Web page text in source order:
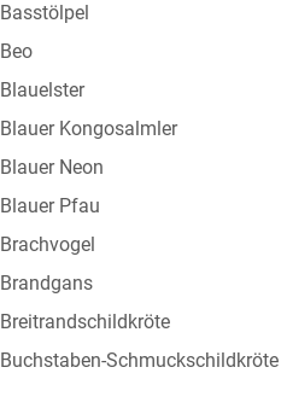
Basstölpel
Beo
Blauelster
Blauer Kongosalmler
Blauer Neon
Blauer Pfau
Brachvogel
Brandgans
Breitrandschildkröte
Buchstaben-Schmuckschildkröte